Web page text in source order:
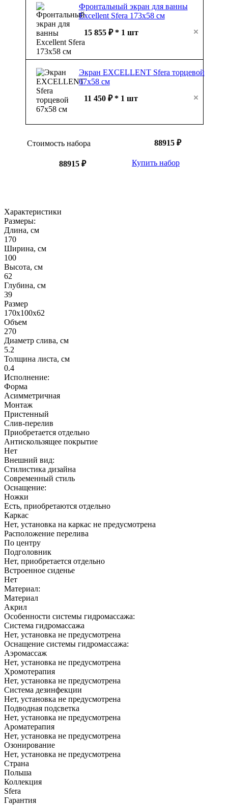
15 855 ₽ * 1 шт
Экран EXCELLENT Sfera торцевой
11 450 ₽ * 1 шт
170
Ширина, см
100
Высота, см
62
Глубина, см
39
Размер
170х100х62
Объем
270
Диаметр слива, см
5.2
Толщина листа, см
0.4
Исполнение:
Форма
Асимметричная
Монтаж
Пристенный
Слив-перелив
Приобретается отдельно
Антискользящее покрытие
Нет
Внешний вид:
Стилистика дизайна
Современный стиль
Оснащение:
Ножки
Есть, приобретаются отдельно
Каркас
Нет, установка на каркас не предусмотрена
Расположение перелива
По центру
Подголовник
Нет, приобретается отдельно
Встроенное сиденье
Нет
Материал:
Материал
Акрил
Особенности системы гидромассажа:
Система гидромассажа
Нет, установка не предусмотрена
Оснащение системы гидромассажа:
Аэромассаж
Нет, установка не предусмотрена
Хромотерапия
Нет, установка не предусмотрена
Система дезинфекции
Нет, установка не предусмотрена
Подводная подсветка
Нет, установка не предусмотрена
Ароматерапия
Нет, установка не предусмотрена
Озонирование
Нет, установка не предусмотрена
Страна
Польша
Коллекция
Sfera
Гарантия
20 лет
Вам также может понравиться
Описание